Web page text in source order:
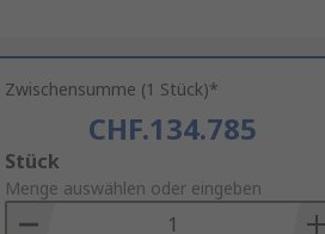
Zwischensumme (1 Stück)*
CHF.134.785
Add
to
Basket
Stück
Menge auswählen oder eingeben